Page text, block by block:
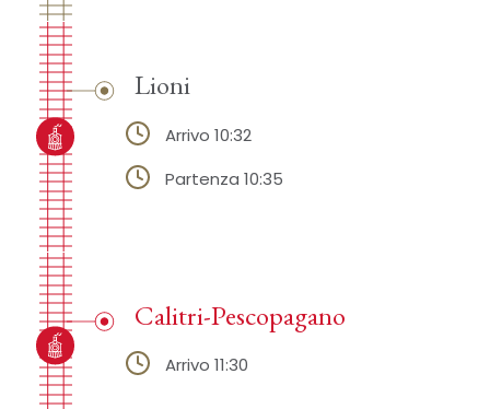
Lioni
Arrivo 10:32
Partenza 10:35
Calitri-Pescopagano
Arrivo 11:30